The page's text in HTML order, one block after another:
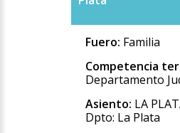
Fuero: Familia
Competencia
Departamento
Asiento: LA
Dpto: La Plata